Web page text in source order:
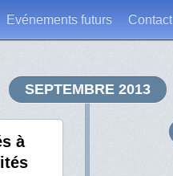
Evénements futurs Contact
SEPTEMBRE 2013
à